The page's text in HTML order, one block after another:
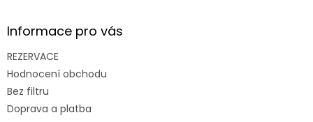
Informace pro vás
REZERVACE
Hodnocení obchodu
Bez filtru
Doprava a platba